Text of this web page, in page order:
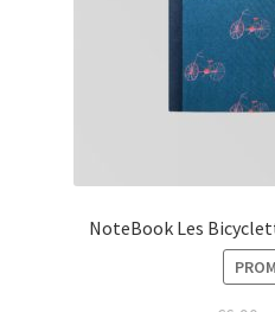
NoteBook Les